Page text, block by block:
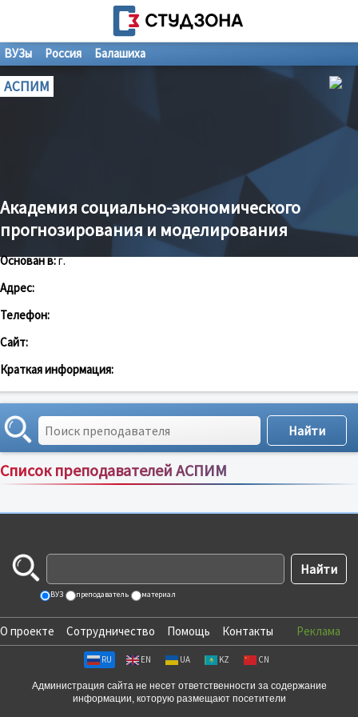
ВУЗы Россия Балашиха
АСПИМ
Академия социально-экономического
прогнозирования и моделирования
Основан в:г.
Адрес:
Телефон:
Сайт:
Краткая информация:
Список преподавателей АСПИМ
Сортировка по:имени;рейтингу;отзывам
ВУЗ преподаватель материал
О проекте Сотрудничество Помощь Контакты Реклама
RU EN UA KZ CN
Администрация сайта не несет ответственности за содержание
информации, которую размещают посетители